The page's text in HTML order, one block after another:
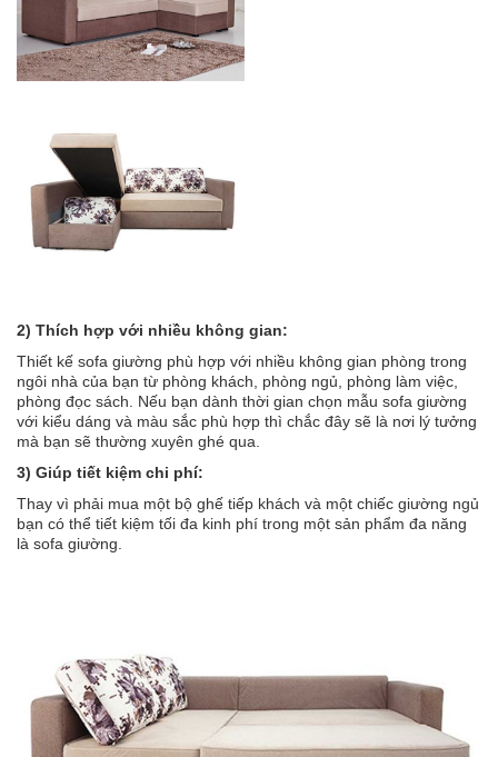
2) Thích hợp với nhiều không gian:
Thiết kế sofa giường phù hợp với nhiều không gian phòng trong
ngôi nhà của bạn từ phòng khách, phòng ngủ, phòng làm việc,
phòng đọc sách. Nếu bạn dành thời gian chọn mẫu sofa giường
với kiểu dáng và màu sắc phù hợp thì chắc đây sẽ là nơi lý tưởng
mà bạn sẽ thường xuyên ghé qua.
3) Giúp tiết kiệm chi phí:
Thay vì phải mua một bộ ghế tiếp khách và một chiếc giường ngủ
bạn có thể tiết kiệm tối đa kinh phí trong một sản phẩm đa năng
là sofa giường.